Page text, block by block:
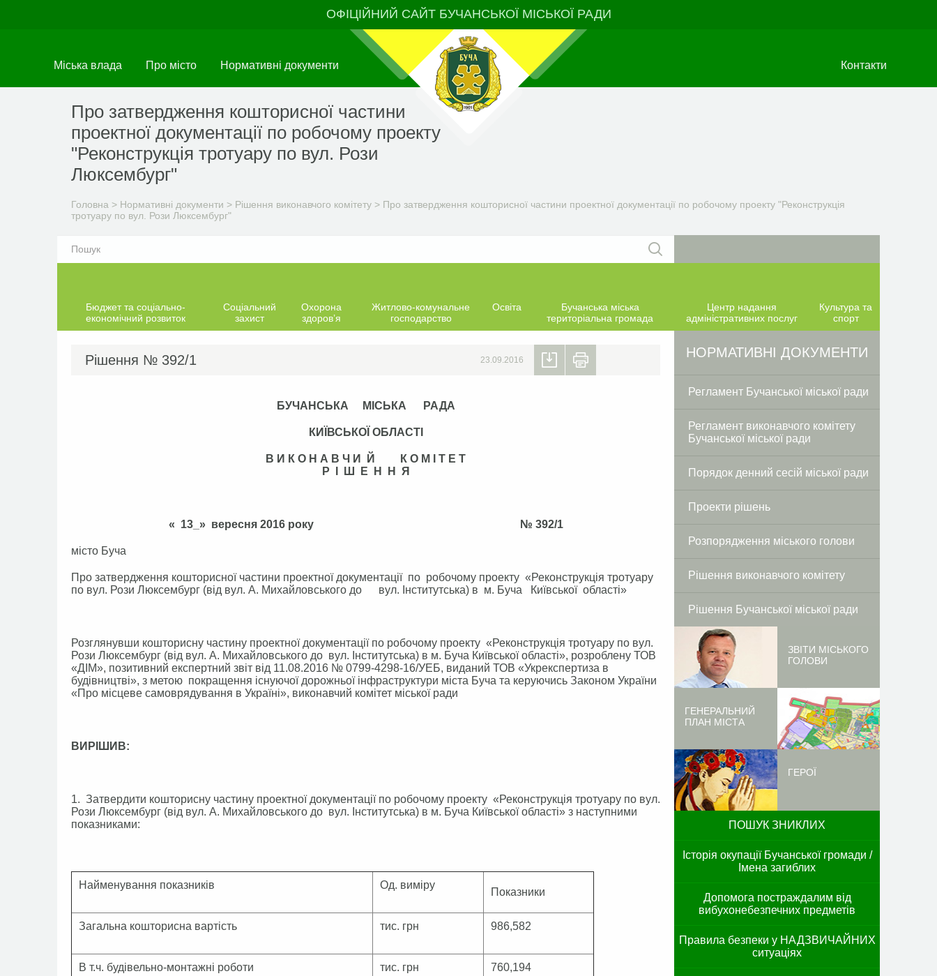
ОФІЦІЙНИЙ САЙТ БУЧАНСЬКОЇ МІСЬКОЇ РАДИ
Міська влада Про місто Нормативні документи Контакти
Про затвердження кошторисної частини
проектної документації по робочому проекту
"Реконструкція тротуару по вул. Рози
Люксембург"
Головна > Нормативні документи > Рішення виконавчого комітету > Про затвердження кошторисної частини проектної документації по робочому проекту "Реконструкція
тротуару по вул. Рози Люксембург"
Бюджет та соціально-
економічний розвиток
Соціальний
захист
Охорона
здоров’я
Житлово-комунальне
господарство
Освіта
Бучанська міська
територіальна громада
Центр надання
адміністративних послуг
Культура та
спорт
Рішення № 392/1 23.09.2016 Facebook
Twitter
БУЧАНСЬКА МІСЬКА РАДА
КИЇВСЬКОЇ ОБЛАСТІ
В И К О Н А В Ч И Й К О М І Т Е Т
Р І Ш Е Н Н Я
« 13_» вересня 2016 року № 392/1
місто Буча
Про затвердження кошторисної частини проектної документації по робочому проекту «Реконструкція тротуару
по вул. Рози Люксембург (від вул. А. Михайловського до вул. Інститутська) в м. Буча Київської області»
Розглянувши кошторисну частину проектної документації по робочому проекту «Реконструкція тротуару по вул.
Рози Люксембург (від вул. А. Михайловського до вул. Інститутська) в м. Буча Київської області», розроблену ТОВ
«ДІМ», позитивний експертний звіт від 11.08.2016 № 0799-4298-16/УЕБ, виданий ТОВ «Укрекспертиза в
будівництві», з метою покращення існуючої дорожньої інфраструктури міста Буча та керуючись Законом України
«Про місцеве самоврядування в Україні», виконавчий комітет міської ради
ВИРІШИВ:
1. Затвердити кошторисну частину проектної документації по робочому проекту «Реконструкція тротуару по вул.
Рози Люксембург (від вул. А. Михайловського до вул. Інститутська) в м. Буча Київської області» з наступними
показниками:
Найменування показників Од. виміру
Показники
Загальна кошторисна вартість тис. грн 986,582
В т.ч. будівельно-монтажні роботи тис. грн 760,194
НОРМАТИВНІ ДОКУМЕНТИ
Регламент Бучанської міської ради
Регламент виконавчого комітету
Бучанської міської ради
Порядок денний сесій міської ради
Проекти рішень
Розпорядження міського голови
Рішення виконавчого комітету
Рішення Бучанської міської ради
ЗВІТИ МІСЬКОГО
ГОЛОВИ
ГЕНЕРАЛЬНИЙ
ПЛАН МІСТА
ГЕРОЇ
ПОШУК ЗНИКЛИХ
Історія окупації Бучанської громади /
Імена загиблих
Допомога постраждалим від
вибухонебезпечних предметів
Правила безпеки у НАДЗВИЧАЙНИХ
ситуаціях